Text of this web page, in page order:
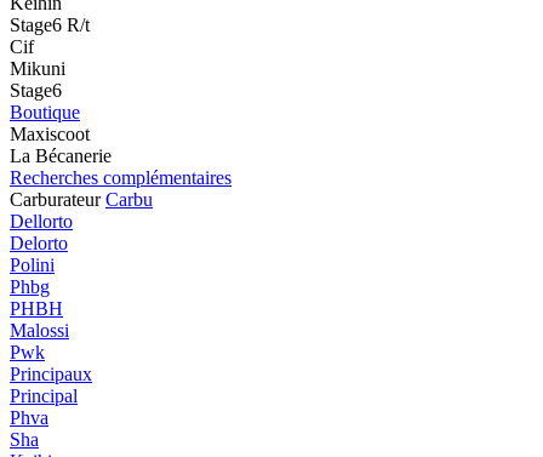
Stage6 R/t
Cif
Mikuni
Stage6
Boutique
Maxiscoot
La Bécanerie
Recherches complémentaires
Carburateur Carbu
Dellorto
Delorto
Polini
Phbg
PHBH
Malossi
Pwk
Principaux
Principal
Phva
Sha